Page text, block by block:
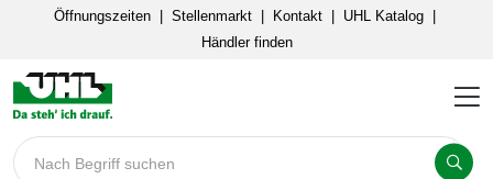
Öffnungszeiten Stellenmarkt Kontakt UHL Katalog
Händler finden
Nach Begriff suchen